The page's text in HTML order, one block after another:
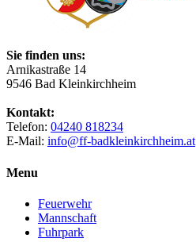
Sie finden uns:
Arnikastraße 14
9546 Bad Kleinkirchheim
Kontakt:
Telefon: 04240 818234
E-Mail: info@ff-badkleinkirchheim.at
Menu
Feuerwehr
Mannschaft
Fuhrpark